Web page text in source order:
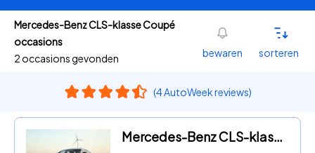
Mercedes-Benz CLS-klasse Coupé
occasions
2 occasions gevonden
bewaren sorteren
(4 AutoWeek reviews)
Mercedes-Benz CLS-klasse - P30 | Carbon Pack | 34.900KM | First Paint